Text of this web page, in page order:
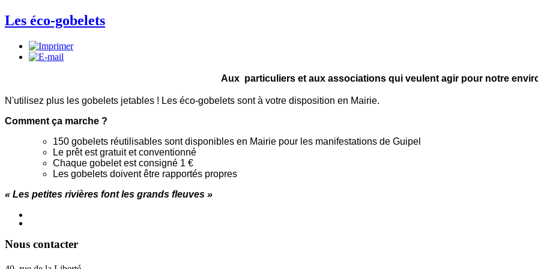
Les éco-gobelets
Aux particuliers et aux associations qui veulent agir pour notre
N'utilisez plus les gobelets jetables ! Les éco-gobelets sont à votre disposition en Mairie.
Comment ça marche ?
150 gobelets réutilisables sont disponibles en Mairie pour les manifestations de Guipel
Le prêt est gratuit et conventionné
Chaque gobelet est consigné 1 €
Les gobelets doivent être rapportés propres
« Les petites rivières font les grands fleuves »
Nous contacter